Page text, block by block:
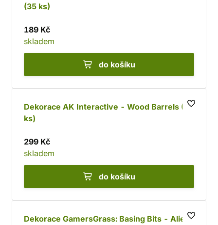
(35 ks)
189 Kč
skladem
do košíku
Dekorace AK Interactive - Wood Barrels (32
ks)
299 Kč
skladem
do košíku
Dekorace GamersGrass: Basing Bits - Alien